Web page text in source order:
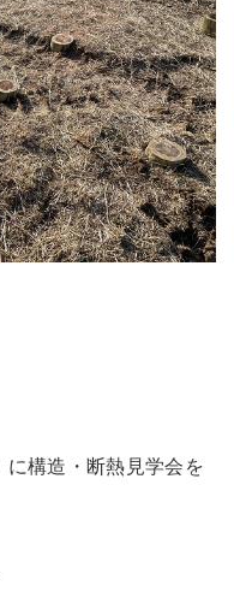
に構造・断熱見学会を